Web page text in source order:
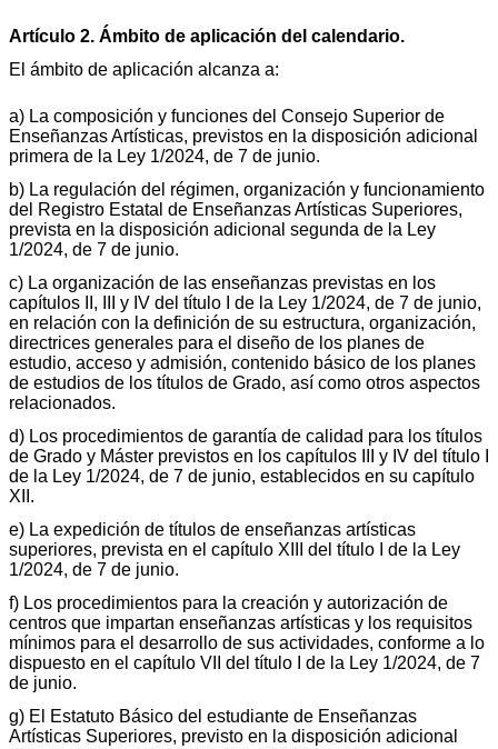
Artículo 2. Ámbito de aplicación del calendario.
El ámbito de aplicación alcanza a:
a) La composición y funciones del Consejo Superior de
Enseñanzas Artísticas, previstos en la disposición adicional
primera de la Ley 1/2024, de 7 de junio.
b) La regulación del régimen, organización y funcionamiento
del Registro Estatal de Enseñanzas Artísticas Superiores,
prevista en la disposición adicional segunda de la Ley
1/2024, de 7 de junio.
c) La organización de las enseñanzas previstas en los
capítulos II, III y IV del título I de la Ley 1/2024, de 7 de junio,
en relación con la definición de su estructura, organización,
directrices generales para el diseño de los planes de
estudio, acceso y admisión, contenido básico de los planes
de estudios de los títulos de Grado, así como otros aspectos
relacionados.
d) Los procedimientos de garantía de calidad para los títulos
de Grado y Máster previstos en los capítulos III y IV del título I
de la Ley 1/2024, de 7 de junio, establecidos en su capítulo
XII.
e) La expedición de títulos de enseñanzas artísticas
superiores, prevista en el capítulo XIII del título I de la Ley
1/2024, de 7 de junio.
f) Los procedimientos para la creación y autorización de
centros que impartan enseñanzas artísticas y los requisitos
mínimos para el desarrollo de sus actividades, conforme a lo
dispuesto en el capítulo VII del título I de la Ley 1/2024, de 7
de junio.
g) El Estatuto Básico del estudiante de Enseñanzas
Artísticas Superiores, previsto en la disposición adicional